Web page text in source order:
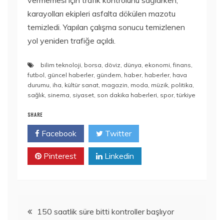
karayolları ekipleri asfalta dökülen mazotu
temizledi. Yapılan çalışma sonucu temizlenen
yol yeniden trafiğe açıldı.
bilim teknoloji, borsa, döviz, dünya, ekonomi,finans,
futbol, güncel haberler, gündem, haber, haberler, hava
durumu, iha, kültür sanat, magazin, moda, müzik, politika,
sağlık, sinema, siyaset, son dakika haberleri, spor,türkiye
SHARE
Facebook Twitter
Pinterest Linkedin
Yazı150 saatlik süre bitti kontroller başlıyor